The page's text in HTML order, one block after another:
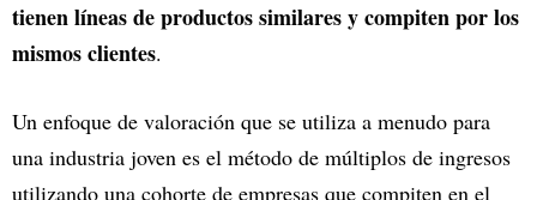
tienen líneas de productos similares y compiten por los
mismos clientes.
Un enfoque de valoración que se utiliza a menudo para
una industria joven es el método de múltiplos de ingresos
utilizando una cohorte de empresas que compiten en el